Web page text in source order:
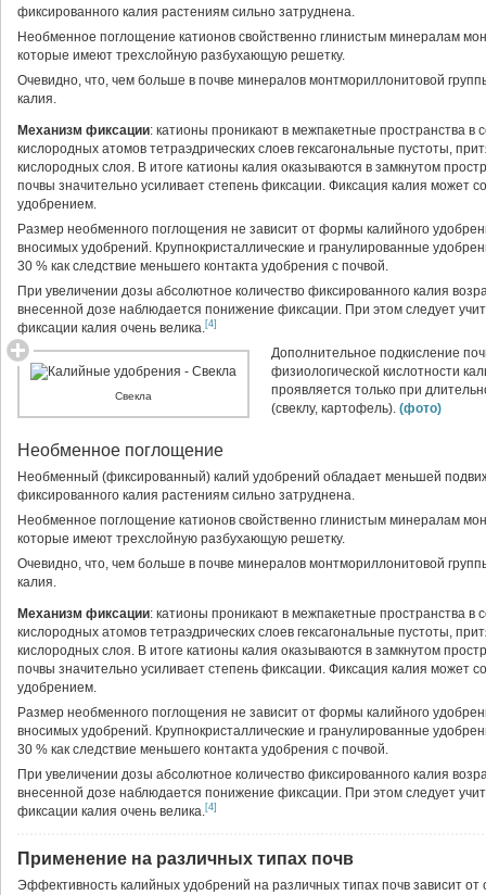
Сырые калийные соли
Сильвинит
Каинит
Концентрированные калийные
Сульфат калия (калий сернокислый)
Калимаг, калийно-магнезиальный
концентрат
Хлоркалий электролит
Цементная пыль
Производство калийных удобрений
фиксированного калия растениям сильно затруднена.
Необменное поглощение катионов свойственно глинистым минералам
которые имеют трехслойную разбухающую решетку.
Очевидно, что, чем больше в почве минералов монтмориллонитовой
калия.
Механизм фиксации: катионы проникают в межпакетные пространства в
кислородных атомов тетраэдрических слоев гексагональные пустоты,
кислородных слоя. В итоге катионы калия оказываются в замкнутом
почвы значительно усиливает степень фиксации. Фиксация калия может
удобрением.
Размер необменного поглощения не зависит от формы калийного
вносимых удобрений. Крупнокристаллические и гранулированные
30 % как следствие меньшего контакта удобрения с почвой.
При увеличении дозы абсолютное количество фиксированного калия
внесенной дозе наблюдается понижение фиксации. При этом следует
фиксации калия очень велика.[4]
Свекла
Дополнительное подкисление
физиологической кислотности
проявляется только при
(свеклу, картофель). (фото)
Необменное поглощение
Необменный (фиксированный) калий удобрений обладает меньшей
фиксированного калия растениям сильно затруднена.
Необменное поглощение катионов свойственно глинистым минералам
которые имеют трехслойную разбухающую решетку.
Очевидно, что, чем больше в почве минералов монтмориллонитовой
калия.
Механизм фиксации: катионы проникают в межпакетные пространства в
кислородных атомов тетраэдрических слоев гексагональные пустоты,
кислородных слоя. В итоге катионы калия оказываются в замкнутом
почвы значительно усиливает степень фиксации. Фиксация калия может
удобрением.
Размер необменного поглощения не зависит от формы калийного
вносимых удобрений. Крупнокристаллические и гранулированные
30 % как следствие меньшего контакта удобрения с почвой.
При увеличении дозы абсолютное количество фиксированного калия
внесенной дозе наблюдается понижение фиксации. При этом следует
фиксации калия очень велика.[4]
Применение на различных типах почв
Эффективность калийных удобрений на различных типах почв зависит